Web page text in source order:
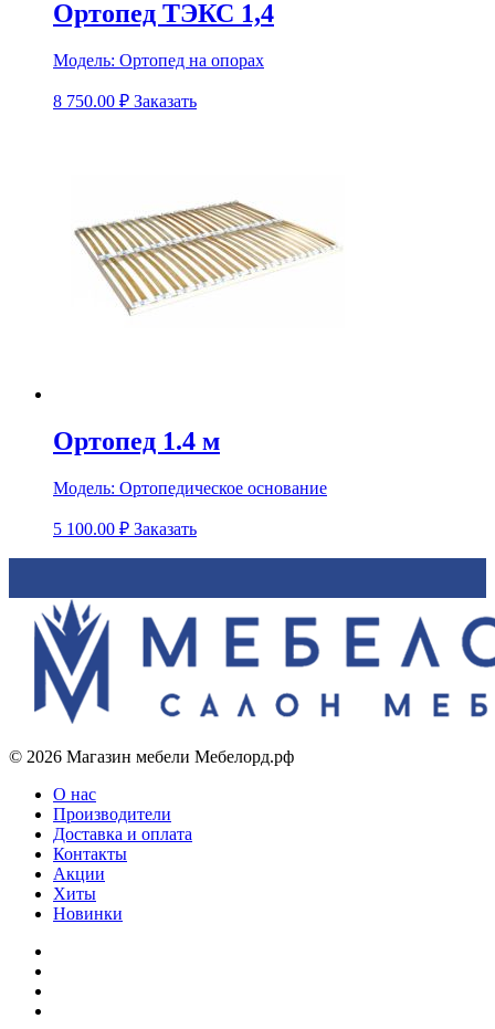
Ортопед ТЭКС 1,4
Модель: Ортопед на опорах
8 750.00 ₽ Заказать
Ортопед 1.4 м
Модель: Ортопедическое основание
5 100.00 ₽ Заказать
© 2026 Магазин мебели Мебелорд.рф
О нас
Производители
Доставка и оплата
Контакты
Акции
Хиты
Новинки